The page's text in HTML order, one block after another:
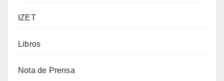
IZET
Libros
Nota de Prensa